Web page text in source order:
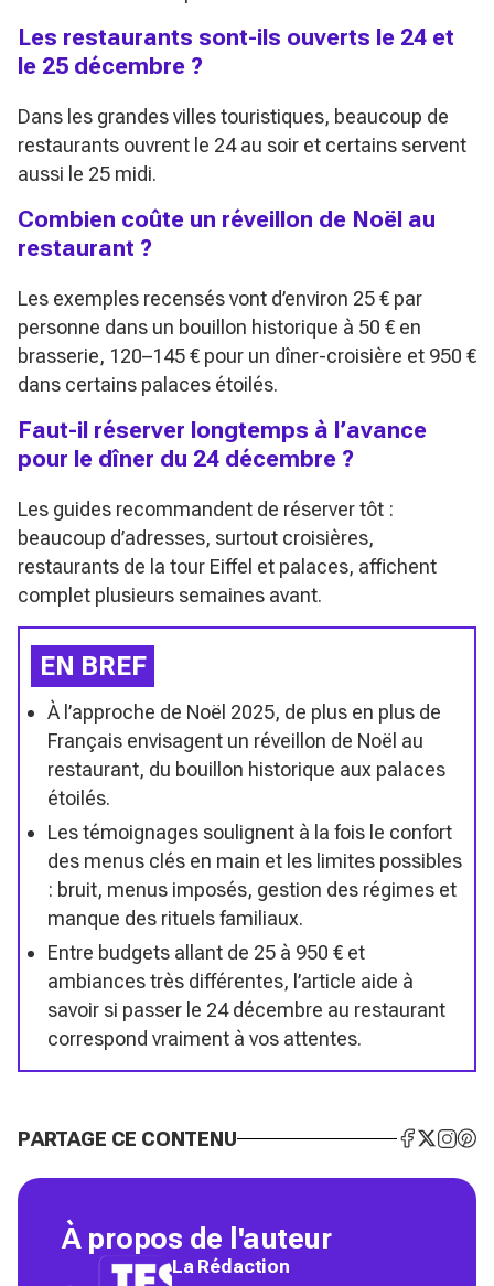
Les restaurants sont-ils ouverts le 24 et
le 25 décembre ?
Dans les grandes villes touristiques, beaucoup de
restaurants ouvrent le 24 au soir et certains servent
aussi le 25 midi.
Combien coûte un réveillon de Noël au
restaurant ?
Les exemples recensés vont d’environ 25 € par
personne dans un bouillon historique à 50 € en
brasserie, 120–145 € pour un dîner-croisière et 950 €
dans certains palaces étoilés.
Faut-il réserver longtemps à l’avance
pour le dîner du 24 décembre ?
Les guides recommandent de réserver tôt :
beaucoup d’adresses, surtout croisières,
restaurants de la tour Eiffel et palaces, affichent
complet plusieurs semaines avant.
EN BREF
À l’approche de Noël 2025, de plus en plus de
Français envisagent un réveillon de Noël au
restaurant, du bouillon historique aux palaces
étoilés.
Les témoignages soulignent à la fois le confort
des menus clés en main et les limites possibles
: bruit, menus imposés, gestion des régimes et
manque des rituels familiaux.
Entre budgets allant de 25 à 950 € et
ambiances très différentes, l’article aide à
savoir si passer le 24 décembre au restaurant
correspond vraiment à vos attentes.
PARTAGE CE CONTENU
À propos de l'auteur
La Rédaction